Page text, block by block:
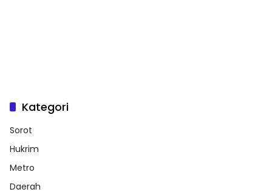
Kategori
Sorot
Hukrim
Metro
Daerah